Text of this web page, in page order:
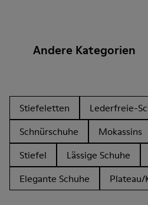
Andere Kategorien
Stiefeletten Lederfreie-
Schnürschuhe
Mokassins
Stiefel
Lässige Schuhe
Elegante Schuhe
Plateau/